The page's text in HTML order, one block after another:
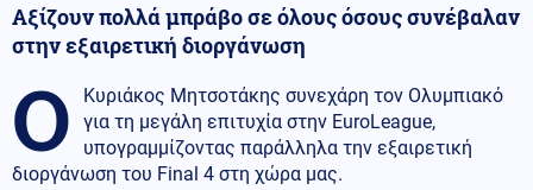
Αξίζουν πολλά μπράβο σε όλους όσους συνέβαλαν
στην εξαιρετική διοργάνωση
Ο
Κυριάκος Μητσοτάκης συνεχάρη τον Ολυμπιακό
για τη μεγάλη επιτυχία στην EuroLeague,
υπογραμμίζοντας παράλληλα την εξαιρετική
διοργάνωση του Final 4 στη χώρα μας.